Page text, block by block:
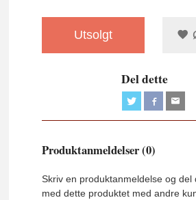
Utsolgt
Del dette
Produktanmeldelser (0)
Skriv en produktanmeldelse og del
med dette produktet med andre